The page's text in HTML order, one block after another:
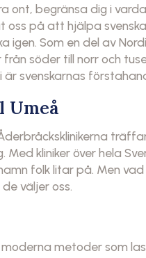
ont, begränsa dig i
oss på att hjälpa
Som en del av
söder till norr och
svenskarnas
Umeå
Med kliniker över hela
folk litar på. Men
väljer oss.
metoder som